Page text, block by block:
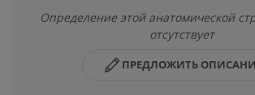
Определение этой анатомической
отсутствует
ПРЕДЛОЖИТЬ